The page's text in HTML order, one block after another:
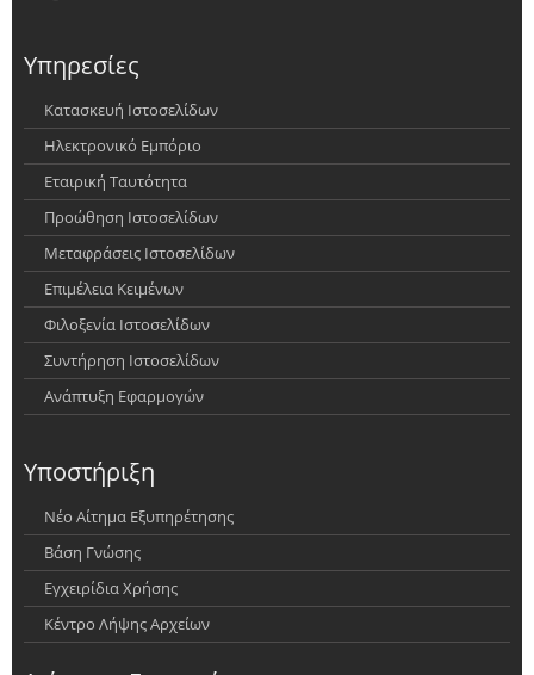
Υπηρεσίες
Κατασκευή Ιστοσελίδων
Ηλεκτρονικό Εμπόριο
Εταιρική Ταυτότητα
Προώθηση Ιστοσελίδων
Μεταφράσεις Ιστοσελίδων
Επιμέλεια Κειμένων
Φιλοξενία Ιστοσελίδων
Συντήρηση Ιστοσελίδων
Ανάπτυξη Εφαρμογών
Υποστήριξη
Νέο Αίτημα Εξυπηρέτησης
Βάση Γνώσης
Εγχειρίδια Χρήσης
Κέντρο Λήψης Αρχείων